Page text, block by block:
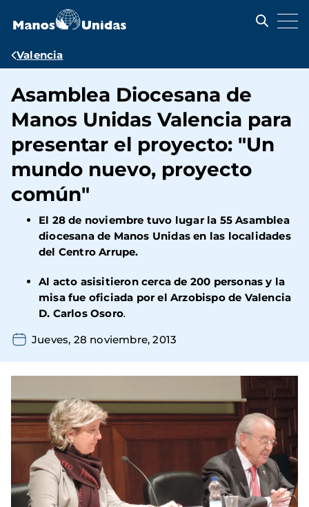
contenido
Ruta
navegación
Valencia
Asamblea Diocesana de
Manos Unidas Valencia para
presentar el proyecto: "Un
mundo nuevo, proyecto
común"
El 28 de noviembre tuvo lugar la 55 Asamblea
diocesana de Manos Unidas en las localidades
del Centro Arrupe.
Al acto asisitieron cerca de 200 personas y la
misa fue oficiada por el Arzobispo de Valencia
D. Carlos Osoro.
Jueves, 28 noviembre, 2013